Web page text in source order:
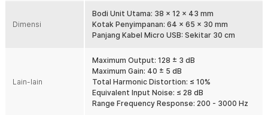
diakses, Anda dapat menemukan keseimbangan sempurna antara
kejernihan suara dan kenyamanan telinga.
Desain Ringan dan Anti Jatuh
ringan, alat bantu dengar ini menyatu sempurna di telinga tanpa
terasa membebani. Struktur yang stabil menjaga posisi tetap aman,
bahkan saat digunakan dalam aktivitas sepanjang hari.
Dimensi
Bodi Unit Utama: 38 x 12 x 43 mm
Kotak Penyimpanan: 64 x 65 x 30 mm
Panjang Kabel Micro USB: Sekitar 30 cm
Lain-lain
Maximum Output: 128 ± 3 dB
Maximum Gain: 40 ± 5 dB
Total Harmonic Distortion: ≤ 10%
Equivalent Input Noise: ≤ 28 dB
Range Frequency Response: 200 - 3000 Hz